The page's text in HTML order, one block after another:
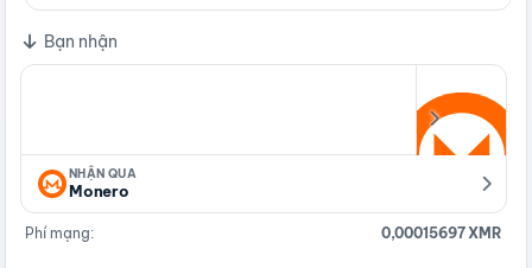
Bạn nhận
NHẬN QUA
Monero
Phí mạng: 0,00015697 XMR